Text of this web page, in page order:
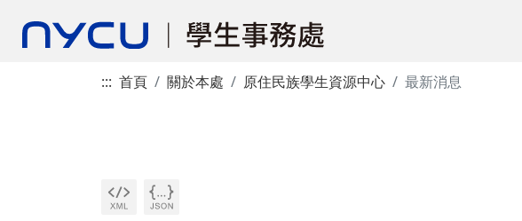
::: 首頁 關於本處 原住民族學生資源中心 最新消息